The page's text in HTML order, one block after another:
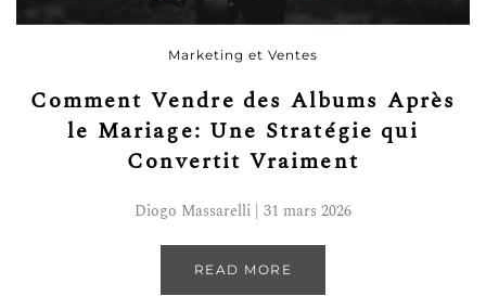
Marketing et Ventes
Comment Vendre des Albums Après
le Mariage: Une Stratégie qui
Convertit Vraiment
Diogo Massarelli | 31 mars 2026
READ MORE